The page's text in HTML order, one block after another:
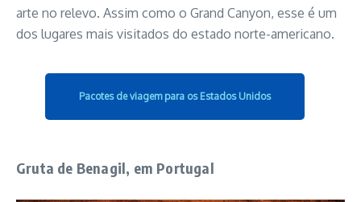
arte no relevo. Assim como o Grand Canyon, esse é um
dos lugares mais visitados do estado norte-americano.
Pacotes de viagem para os Estados Unidos
Gruta de Benagil, em Portugal